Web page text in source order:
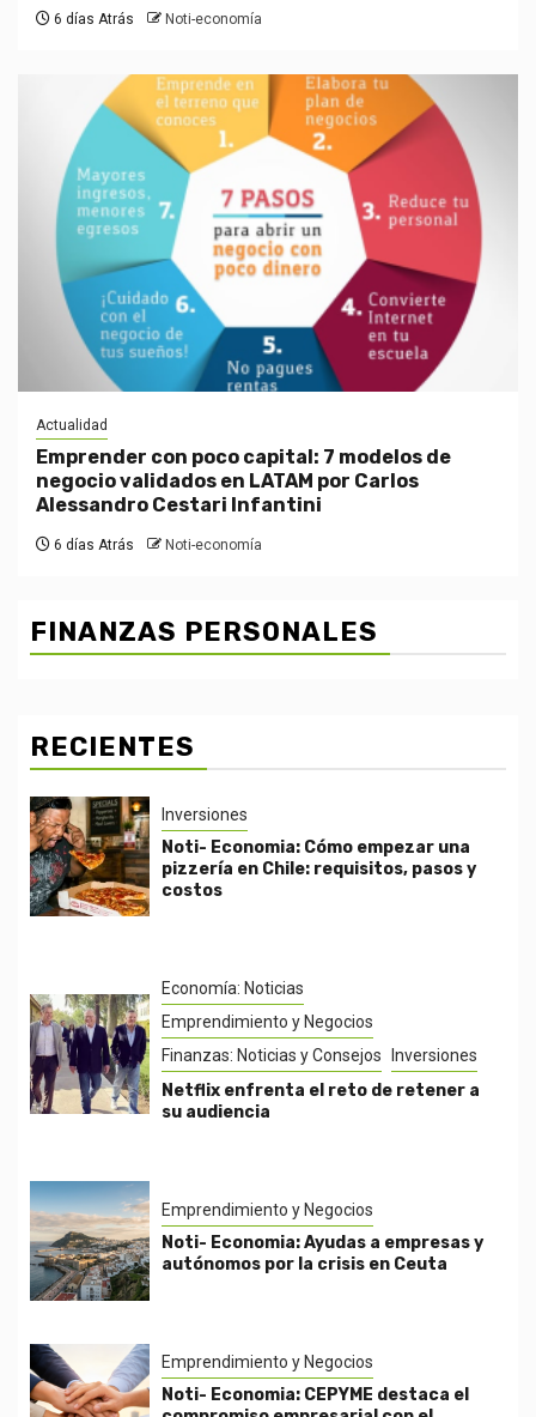
6 días Atrás Noti-economía
Actualidad
Emprender con poco capital: 7 modelos de
negocio validados en LATAM por Carlos
Alessandro Cestari Infantini
6 días Atrás Noti-economía
FINANZAS PERSONALES
RECIENTES
Inversiones
Noti- Economia: Cómo empezar una
pizzería en Chile: requisitos, pasos y
costos
Economía: Noticias
Emprendimiento y Negocios
Finanzas: Noticias y Consejos
Inversiones
Netflix enfrenta el reto de retener a
su audiencia
Emprendimiento y Negocios
Noti- Economia: Ayudas a empresas y
autónomos por la crisis en Ceuta
Emprendimiento y Negocios
Noti- Economia: CEPYME destaca el